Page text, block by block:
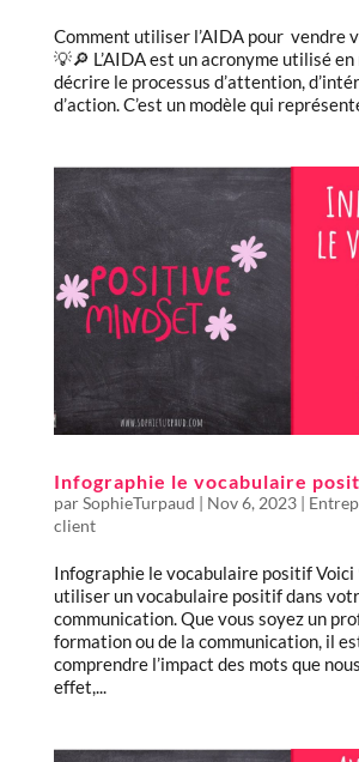
Comment utiliser l’AIDA pour vendre
💡🔎 L’AIDA est un acronyme utilisé
décrire le processus d’attention,
d’action. C’est un modèle qui
Infographie le vocabulaire
parSophieTurpaud | Nov 6, 2023|
client
Infographie le vocabulaire positif Voici
utiliser un vocabulaire positif dans
communication. Que vous soyez un
formation ou de la communication, il
comprendre l’impact des mots que
effet,...